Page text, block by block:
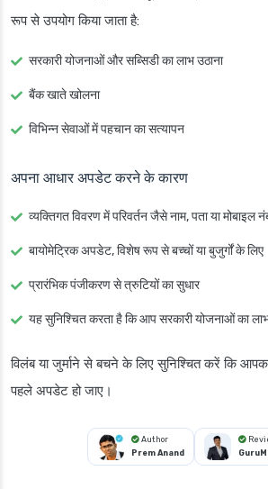
रूप से उपयोग किया जाता है:
सरकारी योजनाओं और सब्सिडी का लाभ उठाना
बैंक खाते खोलना
विभिन्न सेवाओं में पहचान का सत्यापन
अपना आधार अपडेट करने के कारण
व्यक्तिगत विवरण में परिवर्तनजैसे नाम, पता या मोबाइल
बायोमेट्रिक अपडेट, विशेष रूप से बच्चों या बुजुर्गों के लिए
प्रारंभिक पंजीकरण से त्रुटियों का सुधार
यह सुनिश्चित करता है कि आप सरकारी योजनाओं का
विलंब या जुर्माने से बचने के लिए सुनिश्चित करें कि
पहले अपडेट हो जाए।
Author
Prem Anand